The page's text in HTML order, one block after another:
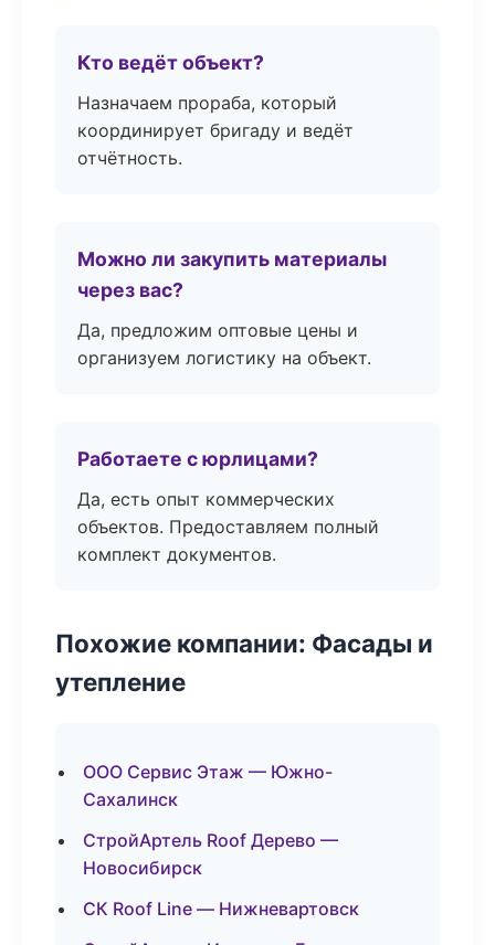
Кто ведёт объект?
Назначаем прораба, который
координирует бригаду и ведёт
отчётность.
Можно ли закупить материалы
через вас?
Да, предложим оптовые цены и
организуем логистику на объект.
Работаете с юрлицами?
Да, есть опыт коммерческих
объектов. Предоставляем полный
комплект документов.
Похожие компании: Фасады и
утепление
ООО Сервис Этаж — Южно-
Сахалинск
СтройАртель Roof Дерево —
Новосибирск
СК Roof Line — Нижневартовск